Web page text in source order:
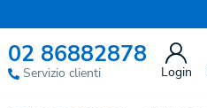
02 86882878
Servizio clienti Login